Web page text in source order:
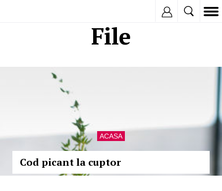
File
ACASA
Cod picant la cuptor